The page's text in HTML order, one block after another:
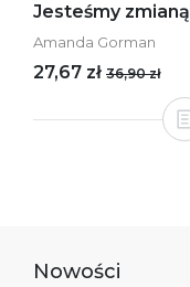
Jesteśmy zmianą
Amanda Gorman
27,67 zł 36,90 zł
Nowości